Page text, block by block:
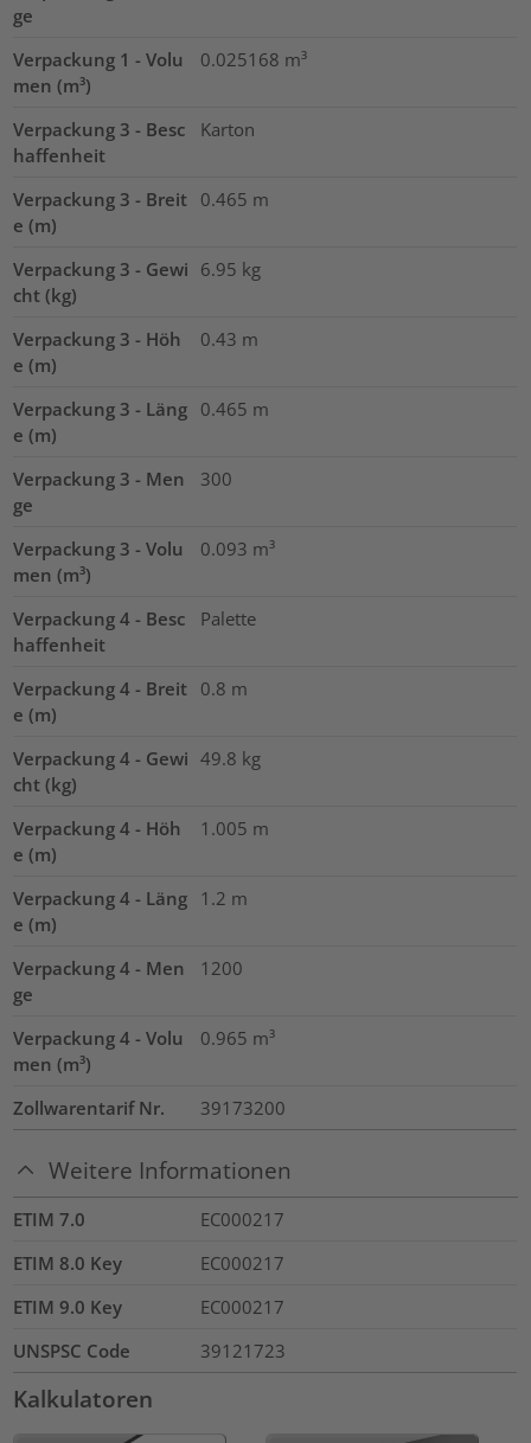
ge
Verpackung 1 - Volu
men (m³)
0.025168 m³
Verpackung 3 - Besc
haffenheit
Karton
Verpackung 3 - Breit
e (m)
0.465 m
Verpackung 3 - Gewi
cht (kg)
6.95 kg
Verpackung 3 - Höh
e (m)
0.43 m
Verpackung 3 - Läng
e (m)
0.465 m
Verpackung 3 - Men
ge
300
Verpackung 3 - Volu
men (m³)
0.093 m³
Verpackung 4 - Besc
haffenheit
Palette
Verpackung 4 - Breit
e (m)
0.8 m
Verpackung 4 - Gewi
cht (kg)
49.8 kg
Verpackung 4 - Höh
e (m)
1.005 m
Verpackung 4 - Läng
e (m)
1.2 m
Verpackung 4 - Men
ge
1200
Verpackung 4 - Volu
men (m³)
0.965 m³
Zollwarentarif Nr. 39173200
Weitere Informationen
ETIM 7.0
EC000217
ETIM 8.0 Key
EC000217
ETIM 9.0 Key
EC000217
UNSPSC Code
39121723
Kalkulatoren